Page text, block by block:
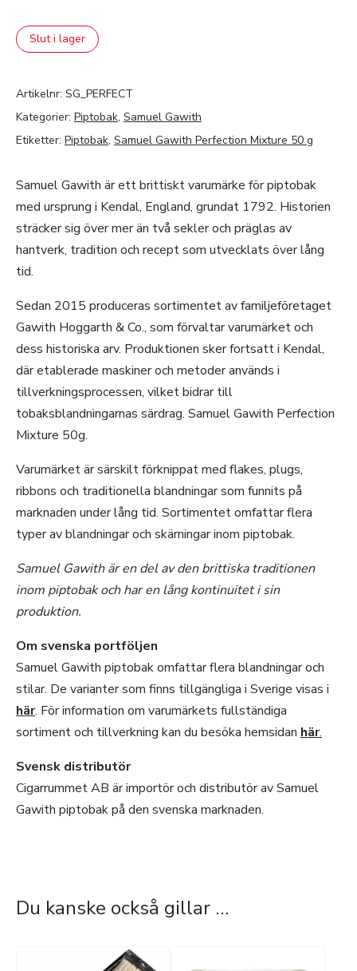
Slut i lager
Artikelnr: SG_PERFECT
Kategorier: Piptobak, Samuel Gawith
Etiketter: Piptobak, Samuel Gawith Perfection Mixture 50 g
Samuel Gawith är ett brittiskt varumärke för piptobak
med ursprung i Kendal, England, grundat 1792. Historien
sträcker sig över mer än två sekler och präglas av
hantverk, tradition och recept som utvecklats över lång
tid.
Sedan 2015 produceras sortimentet av familjeföretaget
Gawith Hoggarth & Co., som förvaltar varumärket och
dess historiska arv. Produktionen sker fortsatt i Kendal,
där etablerade maskiner och metoder används i
tillverkningsprocessen, vilket bidrar till
tobaksblandningarnas särdrag. Samuel Gawith Perfection
Mixture 50g.
Varumärket är särskilt förknippat med flakes, plugs,
ribbons och traditionella blandningar som funnits på
marknaden under lång tid. Sortimentet omfattar flera
typer av blandningar och skärningar inom piptobak.
Samuel Gawith är en del av den brittiska traditionen
inom piptobak och har en lång kontinuitet i sin
produktion.
Om svenska portföljen
Samuel Gawith piptobak omfattar flera blandningar och
stilar. De varianter som finns tillgängliga i Sverige visas i
här. För information om varumärkets fullständiga
sortiment och tillverkning kan du besöka hemsidan här.
Svensk distributör
Cigarrummet AB är importör och distributör av Samuel
Gawith piptobak på den svenska marknaden.
Du kanske också gillar …